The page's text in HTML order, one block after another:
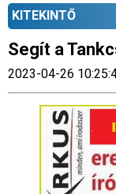
KITEKINTŐ
Segít a
2023-04-26